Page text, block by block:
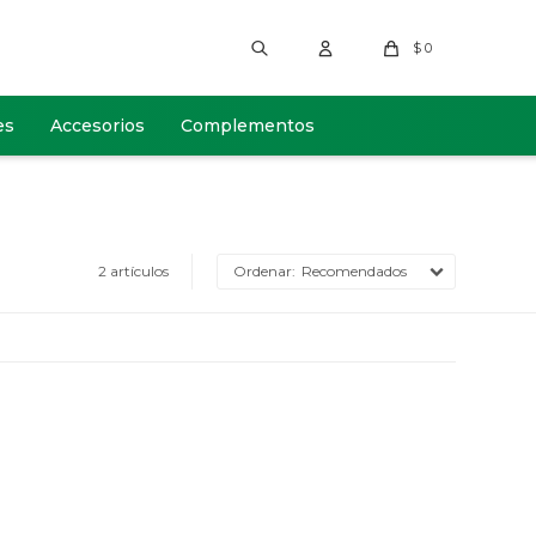
Accesorios Complementos
$ 0
2 artículos Recomendados